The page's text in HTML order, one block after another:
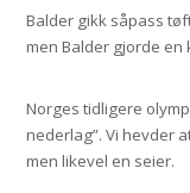
Balder gikk såpass
men Balder gjorde en
Norges tidligere
nederlag”. Vi hevder
men likevel en seier.